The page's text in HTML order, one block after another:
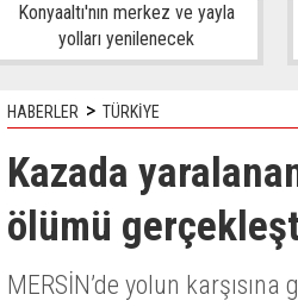
Konyaaltı'nın merkez ve yayla
yolları yenilenecek
HABERLER > TÜRKİYE
Kazada
ölümü
MERSİN’de yolun